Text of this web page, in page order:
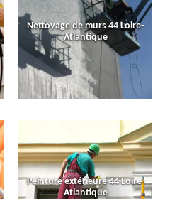
Nettoyage de murs 44 Loire-
Atlantique
Peinture extérieure 44 Loire-
Atlantique